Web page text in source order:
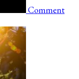
Comment